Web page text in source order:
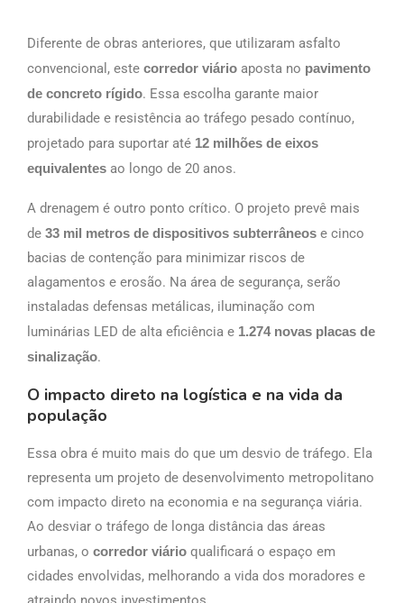
Diferente de obras anteriores, que utilizaram asfalto
convencional, este corredor viário aposta no pavimento
de concreto rígido. Essa escolha garante maior
durabilidade e resistência ao tráfego pesado contínuo,
projetado para suportar até 12 milhões de eixos
equivalentes ao longo de 20 anos.
A drenagem é outro ponto crítico. O projeto prevê mais
de 33 mil metros de dispositivos subterrâneos e cinco
bacias de contenção para minimizar riscos de
alagamentos e erosão. Na área de segurança, serão
instaladas defensas metálicas, iluminação com
luminárias LED de alta eficiência e 1.274 novas placas de
sinalização.
O impacto direto na logística e na vida da
população
Essa obra é muito mais do que um desvio de tráfego. Ela
representa um projeto de desenvolvimento metropolitano
com impacto direto na economia e na segurança viária.
Ao desviar o tráfego de longa distância das áreas
urbanas, o corredor viário qualificará o espaço em
cidades envolvidas, melhorando a vida dos moradores e